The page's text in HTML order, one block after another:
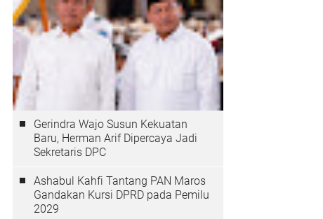
Gerindra Wajo Susun Kekuatan
Baru, Herman Arif Dipercaya Jadi
Sekretaris DPC
Ashabul Kahfi Tantang PAN Maros
Gandakan Kursi DPRD pada Pemilu
2029